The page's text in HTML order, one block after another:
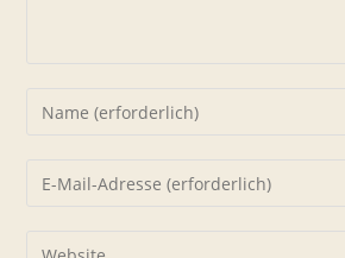
Gib
oder
zum
Gib
Gib